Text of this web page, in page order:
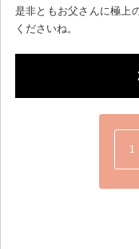
是非ともお父さんに極上
くださいね。
1